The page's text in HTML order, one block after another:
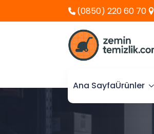
(0850) 220 60 70
Ana SayfaÜrünler